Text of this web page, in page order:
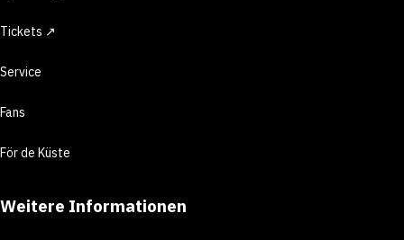
Tickets ↗
Service
Fans
För de Küste
Weitere Informationen